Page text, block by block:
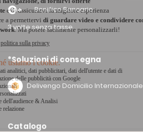
Bonifico Bancario
3 volte senza tasse
*Soluzioni di consegna
Delivengo Domicilio Internazionale
Catalogo